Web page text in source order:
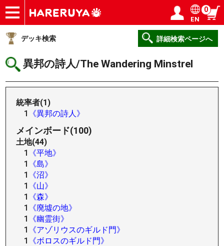
ショップ
買取
記事
デッキ検索
デッキ構築
選手一覧
店舗一覧
イベント
ヘルプ
お問い合わせ ログイン／会員登録
EN
0
デッキ検索 詳細検索ページへ
異邦の詩人/The Wandering Minstrel
統率者(1)
1
《異邦の詩人》
メインボード(100)
土地(44)
1
《平地》
1
《島》
1
《沼》
1
《山》
1
《森》
1
《廃墟の地》
1
《幽霊街》
1
《アゾリウスのギルド門》
1
《ボロスのギルド門》